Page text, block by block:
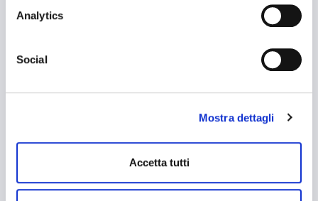
linkhttps://baps.it/cookie-policy/
. Per sapere di più sui
da dove è possibile
esprimere le preferenze sui singoli cookie. Chiudendo questo
mantenendo le impostazioni di default (solo cookie tecnici
attivi).
Analytics
Social
Mostra dettagli
Accetta tutti